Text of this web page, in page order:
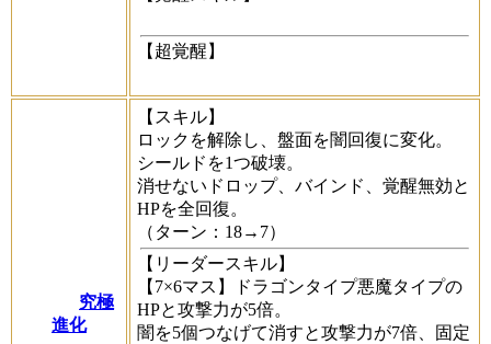
【超覚醒】
究極
進化
【スキル】
ロックを解除し、盤面を闇回復に変化。
シールドを1つ破壊。
消せないドロップ、バインド、覚醒無効と
HPを全回復。
（ターン：18→7）
【リーダースキル】
【7×6マス】ドラゴンタイプ悪魔タイプの
HPと攻撃力が5倍。
闇を5個つなげて消すと攻撃力が7倍、固定